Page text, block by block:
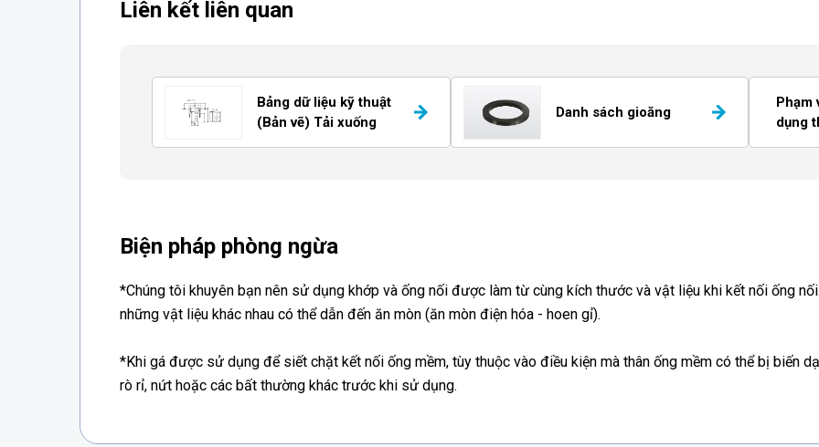
Liên kết liên quan
Bảng dữ liệu kỹ thuật
(Bản vẽ) Tải xuống
Danh sách gioăng
Phạm
dụng
Biện pháp phòng ngừa
*Chúng tôi khuyên bạn nên sử dụng khớp và ống nối được làm từ cùng kích thước và vật liệu khi kết nối ống
những vật liệu khác nhau có thể dẫn đến ăn mòn (ăn mòn điện hóa - hoen gỉ).
*Khi gá được sử dụng để siết chặt kết nối ống mềm, tùy thuộc vào điều kiện mà thân ống mềm có thể bị biến
rò rỉ, nứt hoặc các bất thường khác trước khi sử dụng.